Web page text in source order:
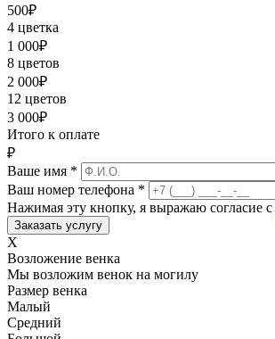
500₽
4 цветка
1 000₽
8 цветов
2 000₽
12 цветов
3 000₽
Итого к оплате
₽
Ваше имя *
Ваш номер телефона *
Нажимая эту кнопку, я выражаю согласие с
X
Возложение венка
Мы возложим венок на могилу
Размер венка
Малый
Средний